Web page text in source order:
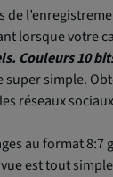
lorsque votre
Couleurs 10
simple.
réseaux
au format
est tout